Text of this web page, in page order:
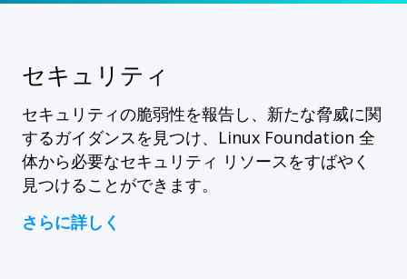
セキュリティ
セキュリティの脆弱性を報告し、新たな脅威に関
するガイダンスを見つけ、Linux Foundation 全
体から必要なセキュリティ リソースをすばやく
見つけることができます。
さらに詳しく